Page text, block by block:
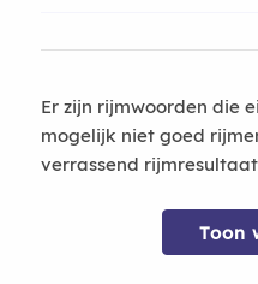
Er zijn rijmwoorden die
mogelijk niet goed
verrassend
Toon